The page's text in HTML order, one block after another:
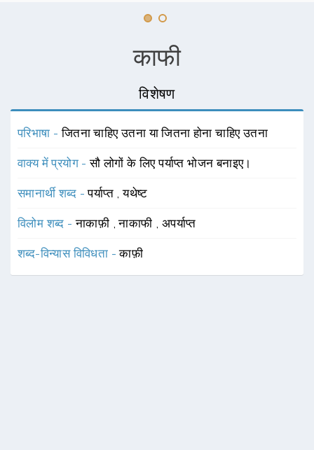
काफी
विशेषण
परिभाषा -जितना चाहिए उतना या जितना होना चाहिए उतना
वाक्य में प्रयोग -सौ लोगों के लिए पर्याप्त भोजन बनाइए।
समानार्थी शब्द -पर्याप्त ,यथेष्ट
विलोम शब्द -नाकाफ़ी ,नाकाफी , अपर्याप्त
शब्द-विन्यास विविधता -काफ़ी